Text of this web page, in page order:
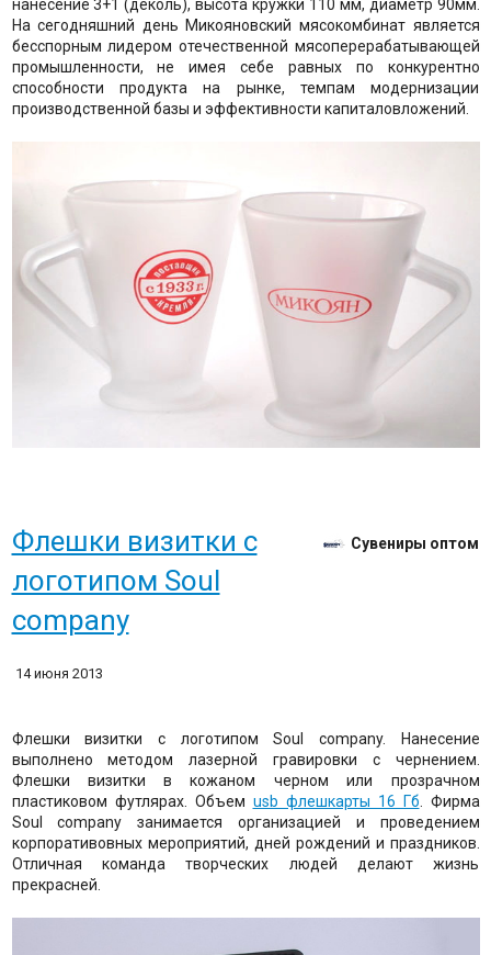
нанесение 3+1 (деколь), высота кружки 110 мм, диаметр 90мм.
На сегодняшний день Микояновский мясокомбинат является
бесcпорным лидером отечественной мясоперерабатывающей
промышленности, не имея себе равных по конкурентно
способности продукта на рынке, темпам модернизации
производственной базы и эффективности капиталовложений.
Флешки визитки с
логотипом Soul
company
Сувениры оптом
14 июня 2013
Флешки визитки с логотипом Soul company. Нанесение
выполнено методом лазерной гравировки c чернением.
Флешки визитки в кожаном черном или прозрачном
пластиковом футлярах. Объем usb флешкарты 16 Гб . Фирма
Soul company занимается организацией и проведением
корпоративовных мероприятий, дней рождений и праздников.
Отличная команда творческих людей делают жизнь
прекрасней.